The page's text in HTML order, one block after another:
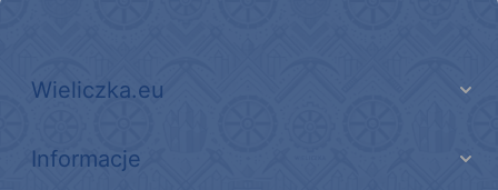
Wieliczka.eu
Informacje